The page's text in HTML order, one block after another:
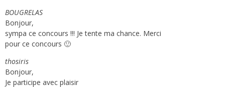
BOUGRELAS
Bonjour,
sympa ce concours !!! Je tente ma chance. Merci
pour ce concours 🙂
thosiris
Bonjour,
Je participe avec plaisir